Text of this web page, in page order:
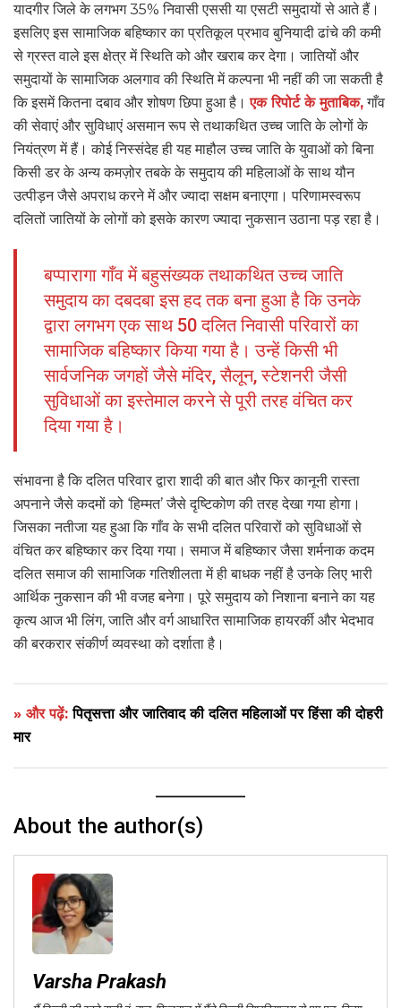
यादगीर जिले के लगभग 35% निवासी एससी या एसटी समुदायों से आते हैं।
इसलिए इस सामाजिक बहिष्कार का प्रतिकूल प्रभाव बुनियादी ढांचे की कमी
से ग्रस्त वाले इस क्षेत्र में स्थिति को और खराब कर देगा। जातियों और
समुदायों के सामाजिक अलगाव की स्थिति में कल्पना भी नहीं की जा सकती है
कि इसमें कितना दबाव और शोषण छिपा हुआ है।एक रिपोर्ट के मुताबिक,गाँव
की सेवाएं और सुविधाएं असमान रूप से तथाकथित उच्च जाति के लोगों के
नियंत्रण में हैं। कोई निस्संदेह ही यह माहौल उच्च जाति के युवाओं को बिना
किसी डर के अन्य कमज़ोर तबके के समुदाय की महिलाओं के साथ यौन
उत्पीड़न जैसे अपराध करने में और ज्यादा सक्षम बनाएगा। परिणामस्वरूप
दलितों जातियों के लोगों को इसके कारण ज्यादा नुकसान उठाना पड़ रहा है।
बप्पारागा गाँव में बहुसंख्यक तथाकथित उच्च जाति
समुदाय का दबदबा इस हद तक बना हुआ है कि उनके
द्वारा लगभग एक साथ 50 दलित निवासी परिवारों का
सामाजिक बहिष्कार किया गया है। उन्हें किसी भी
सार्वजनिक जगहों जैसे मंदिर, सैलून, स्टेशनरी जैसी
सुविधाओं का इस्तेमाल करने से पूरी तरह वंचित कर
दिया गया है।
संभावना है कि दलित परिवार द्वारा शादी की बात और फिर कानूनी रास्ता
अपनाने जैसे कदमों को ‘हिम्मत’ जैसे दृष्टिकोण की तरह देखा गया होगा।
जिसका नतीजा यह हुआ कि गाँव के सभी दलित परिवारों को सुविधाओं से
वंचित कर बहिष्कार कर दिया गया। समाज में बहिष्कार जैसा शर्मनाक कदम
दलित समाज की सामाजिक गतिशीलता में ही बाधक नहीं है उनके लिए भारी
आर्थिक नुकसान की भी वजह बनेगा। पूरे समुदाय को निशाना बनाने का यह
कृत्य आज भी लिंग, जाति और वर्ग आधारित सामाजिक हायरर्की और भेदभाव
की बरकरार संकीर्ण व्यवस्था को दर्शाता है।
» और पढ़ें:पितृसत्ता और जातिवाद की दलित महिलाओं पर हिंसा की दोहरी
मार
About the author(s)
Varsha Prakash